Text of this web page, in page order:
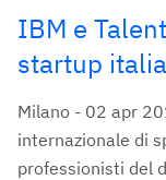
IBM e
startup
Milano - 02 apr
internazionale di
professionisti del